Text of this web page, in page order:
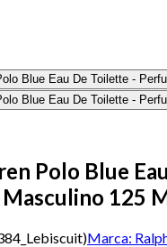
Polo Blue
125
)Marca: